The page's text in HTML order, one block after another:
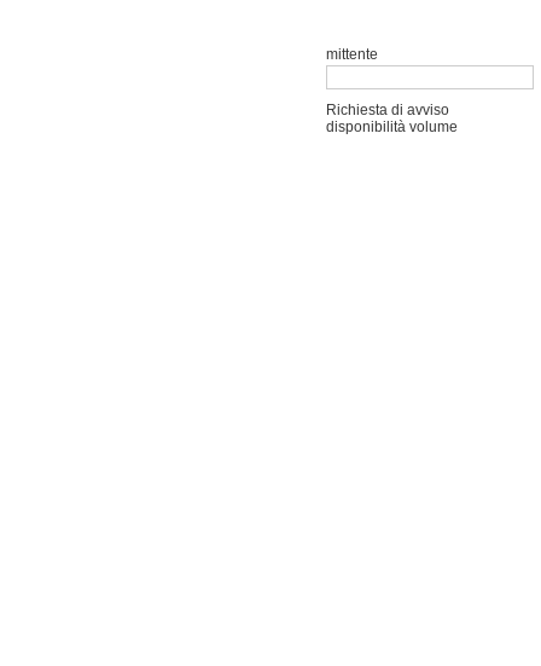
mittente
Richiesta di avviso
disponibilità volume